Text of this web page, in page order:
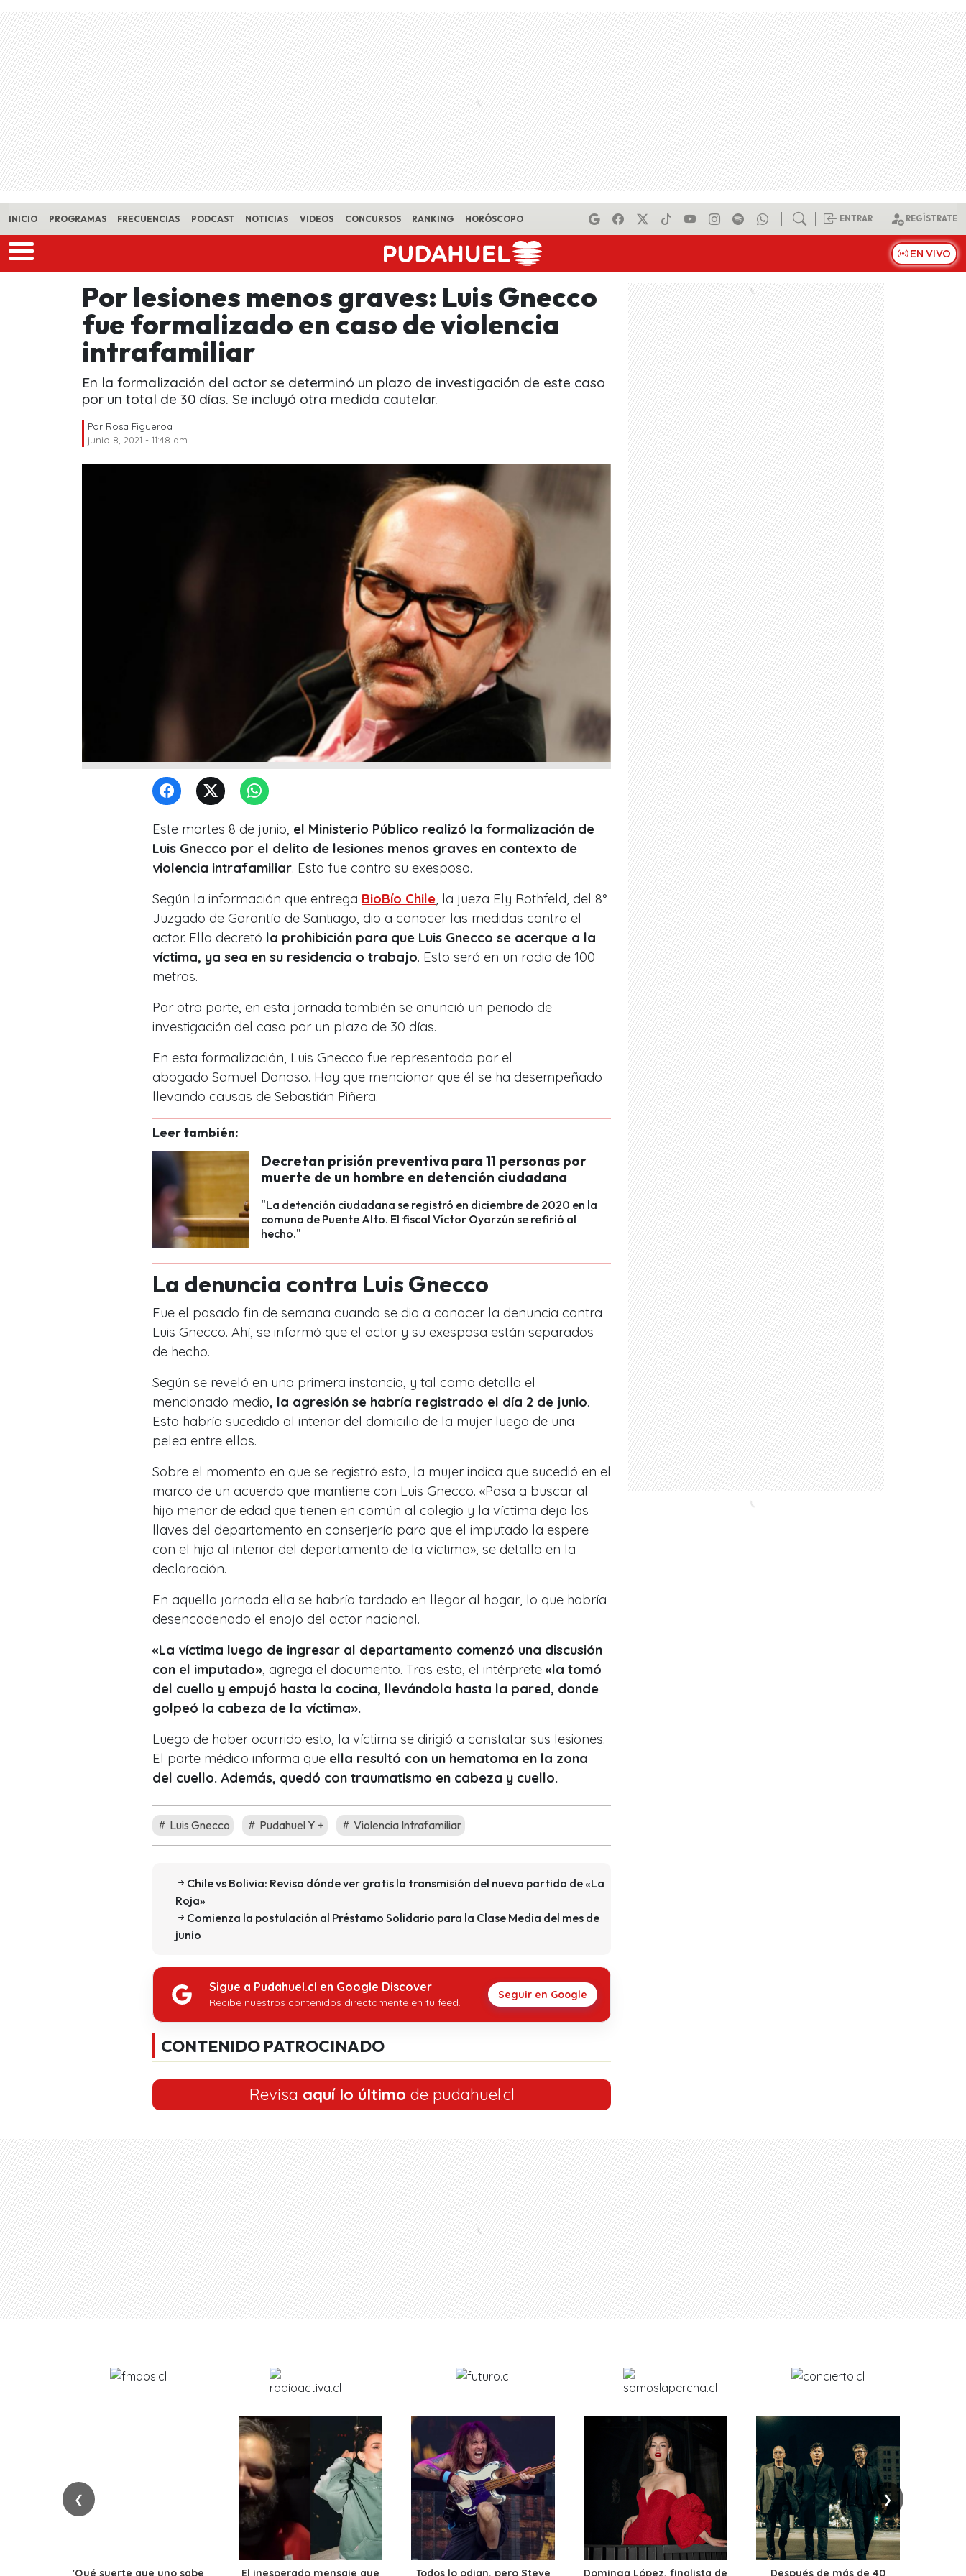
Skip to main content
INICIO PROGRAMAS FRECUENCIAS PODCAST NOTICIAS VIDEOS CONCURSOS RANKING HORÓSCOPO ENTRAR REGÍSTRATE
EN VIVO
Por lesiones menos graves: Luis Gnecco
fue formalizado en caso de violencia
intrafamiliar
En la formalización del actor se determinó un plazo de investigación de este caso
por un total de 30 días. Se incluyó otra medida cautelar.
Por Rosa Figueroa
junio 8, 2021 - 11:48 am
Este martes 8 de junio, el Ministerio Público realizó la formalización de
Luis Gnecco por el delito de lesiones menos graves en contexto de
violencia intrafamiliar. Esto fue contra su exesposa.
Según la información que entrega BioBío Chile , la jueza Ely Rothfeld, del 8°
Juzgado de Garantía de Santiago, dio a conocer las medidas contra el
actor. Ella decretó la prohibición para que Luis Gnecco se acerque a la
víctima, ya sea en su residencia o trabajo. Esto será en un radio de 100
metros.
Por otra parte, en esta jornada también se anunció un periodo de
investigación del caso por un plazo de 30 días.
En esta formalización, Luis Gnecco fue representado por el
abogado Samuel Donoso. Hay que mencionar que él se ha desempeñado
llevando causas de Sebastián Piñera.
Leer también:
Decretan prisión preventiva para 11 personas por
muerte de un hombre en detención ciudadana
"La detención ciudadana se registró en diciembre de 2020 en la
comuna de Puente Alto. El fiscal Víctor Oyarzún se refirió al
hecho."
La denuncia contra Luis Gnecco
Fue el pasado fin de semana cuando se dio a conocer la denuncia contra
Luis Gnecco. Ahí, se informó que el actor y su exesposa están separados
de hecho.
Según se reveló en una primera instancia, y tal como detalla el
mencionado medio, la agresión se habría registrado el día 2 de junio.
Esto habría sucedido al interior del domicilio de la mujer luego de una
pelea entre ellos.
Sobre el momento en que se registró esto, la mujer indica que sucedió en el
marco de un acuerdo que mantiene con Luis Gnecco. «Pasa a buscar al
hijo menor de edad que tienen en común al colegio y la víctima deja las
llaves del departamento en conserjería para que el imputado la espere
con el hijo al interior del departamento de la víctima», se detalla en la
declaración.
En aquella jornada ella se habría tardado en llegar al hogar, lo que habría
desencadenado el enojo del actor nacional.
«La víctima luego de ingresar al departamento comenzó una discusión
con el imputado» , agrega el documento. Tras esto, el intérprete «la tomó
del cuello y empujó hasta la cocina, llevándola hasta la pared, donde
golpeó la cabeza de la víctima».
Luego de haber ocurrido esto, la víctima se dirigió a constatar sus lesiones.
El parte médico informa que ella resultó con un hematoma en la zona
del cuello. Además, quedó con traumatismo en cabeza y cuello.
Luis Gnecco Pudahuel Y + Violencia Intrafamiliar
Chile vs Bolivia: Revisa dónde ver gratis la transmisión del nuevo partido de «La
Roja»
Comienza la postulación al Préstamo Solidario para la Clase Media del mes de
junio
Sigue a Pudahuel.cl en Google Discover
Recibe nuestros contenidos directamente en tu feed.
Seguir en Google
CONTENIDO PATROCINADO
Revisa aquí lo último de pudahuel.cl
❮ ❯
'Qué suerte que uno sabe El inesperado mensaje que Todos lo odian, pero Steve Dominga López, finalista de Después de más de 40